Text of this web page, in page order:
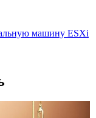
машину ESXi